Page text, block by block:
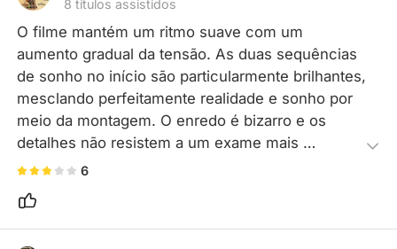
8 títulos assistidos
O filme mantém um ritmo suave com um
aumento gradual da tensão. As duas sequências
de sonho no início são particularmente brilhantes,
mesclando perfeitamente realidade e sonho por
meio da montagem. O enredo é bizarro e os
detalhes não resistem a um exame mais
detalhado, mas ainda assim é fantástico.
6